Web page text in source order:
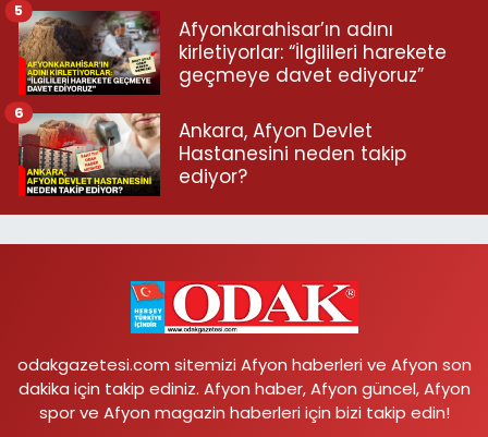
Afyonkarahisar’ın adını
kirletiyorlar: “İlgilileri harekete
geçmeye davet ediyoruz”
5
Ankara, Afyon Devlet
Hastanesini neden takip
ediyor?
6
odakgazetesi.com sitemizi Afyon haberleri ve Afyon son
dakika için takip ediniz. Afyon haber, Afyon güncel, Afyon
spor ve Afyon magazin haberleri için bizi takip edin!